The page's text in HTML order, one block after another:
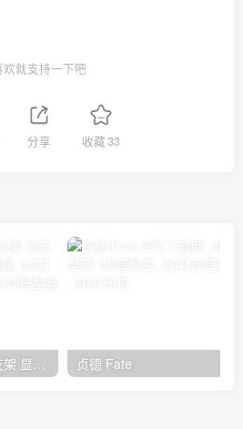
欢就支持一下吧
分享 收藏33
贞德 Fate